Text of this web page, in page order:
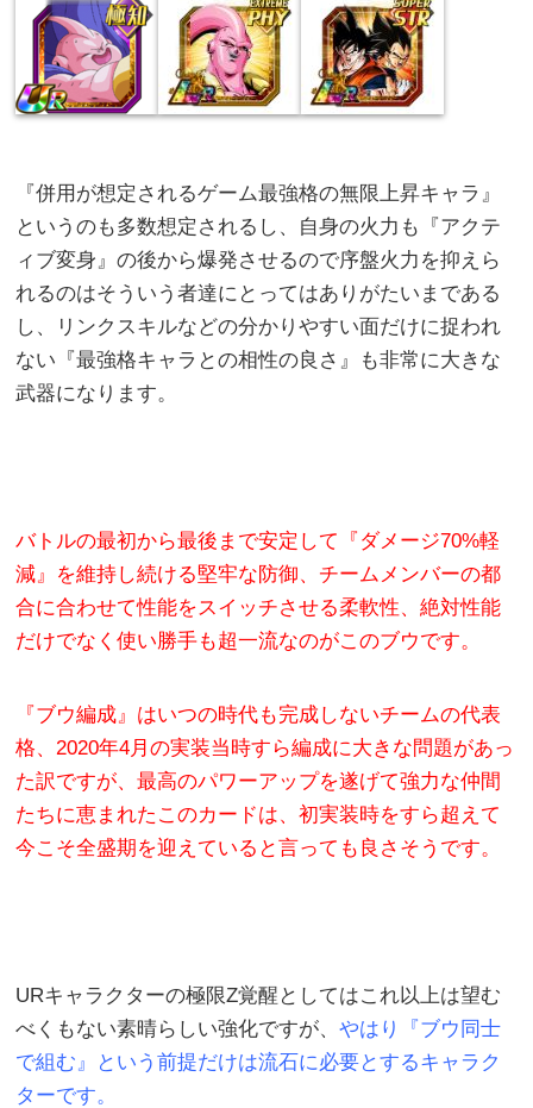
『併用が想定されるゲーム最強格の無限上昇キャラ』
というのも多数想定されるし、自身の火力も『アクテ
ィブ変身』の後から爆発させるので序盤火力を抑えら
れるのはそういう者達にとってはありがたいまである
し、リンクスキルなどの分かりやすい面だけに捉われ
ない『最強格キャラとの相性の良さ』も非常に大きな
武器になります。
バトルの最初から最後まで安定して『ダメージ70%軽
減』を維持し続ける堅牢な防御、チームメンバーの都
合に合わせて性能をスイッチさせる柔軟性、絶対性能
だけでなく使い勝手も超一流なのがこのブウです。
『ブウ編成』はいつの時代も完成しないチームの代表
格、2020年4月の実装当時すら編成に大きな問題があっ
た訳ですが、最高のパワーアップを遂げて強力な仲間
たちに恵まれたこのカードは、初実装時をすら超えて
今こそ全盛期を迎えていると言っても良さそうです。
URキャラクターの極限Z覚醒としてはこれ以上は望む
べくもない素晴らしい強化ですが、やはり『ブウ同士
で組む』という前提だけは流石に必要とするキャラク
ターです。